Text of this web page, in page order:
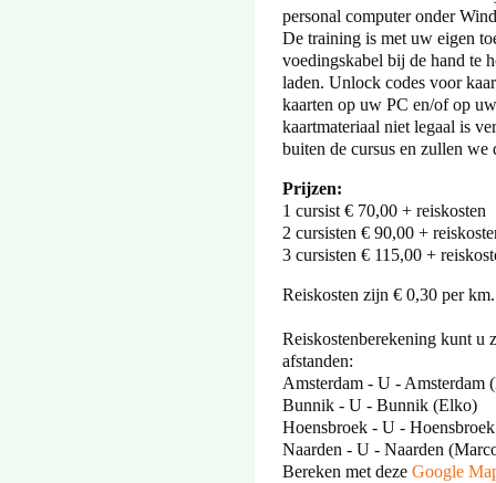
personal computer onder
De training is met uw eigen
voedingskabel bij de hand te
laden. Unlock codes voor
kaarten op uw PC en/of op
kaartmateriaal niet legaal is
buiten de cursus en zullen we
Prijzen:
1 cursist € 70,00 + reiskosten
2 cursisten € 90,00 +
3 cursisten € 115,00 +
Reiskosten zijn € 0,30 per km.
Reiskostenberekening kunt u
afstanden:
Amsterdam - U - Amsterdam
Bunnik - U - Bunnik (Elko)
Hoensbroek - U -
Naarden - U - Naarden
Bereken met deze Google